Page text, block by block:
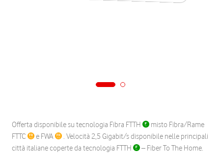
Offerta disponibile su tecnologia Fibra FTTH
misto Fibra/Rame
FTTC
e FWA
. Velocità 2,5 Gigabit/s disponibile nelle principali
città italiane coperte da tecnologia FTTH
– Fiber To The Home.